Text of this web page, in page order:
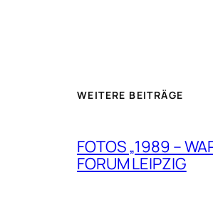
WEITERE BEITRÄGE
FOTOS „1989 –
FORUM LEIPZIG